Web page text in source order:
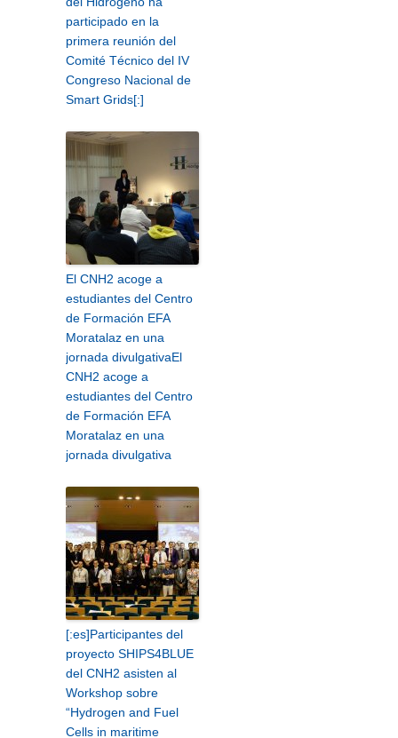
participado en la
primera reunión del
Comité Técnico del IV
Congreso Nacional de
Smart Grids[:]
El CNH2 acoge a
estudiantes del Centro
de Formación EFA
Moratalaz en una
jornada divulgativaEl
CNH2 acoge a
estudiantes del Centro
de Formación EFA
Moratalaz en una
jornada divulgativa
[:es]Participantes del
proyecto SHIPS4BLUE
del CNH2 asisten al
Workshop sobre
“Hydrogen and Fuel
Cells in maritime